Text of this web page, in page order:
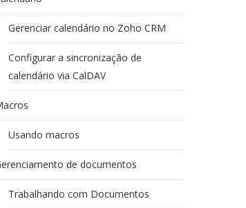
Gerenciar calendário no Zoho CRM
Configurar a sincronização de
calendário via CalDAV
Usando macros
de documentos
Trabalhando com Documentos